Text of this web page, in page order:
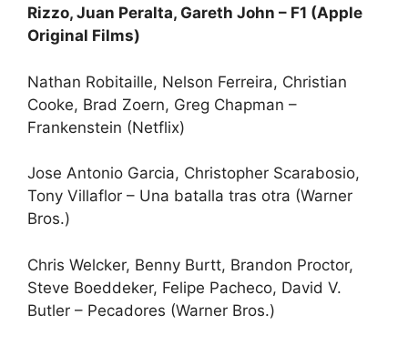
Rizzo, Juan Peralta, Gareth John – F1 (Apple
Original Films)
Nathan Robitaille, Nelson Ferreira, Christian
Cooke, Brad Zoern, Greg Chapman –
Frankenstein (Netflix)
Jose Antonio Garcia, Christopher Scarabosio,
Tony Villaflor – Una batalla tras otra (Warner
Bros.)
Chris Welcker, Benny Burtt, Brandon Proctor,
Steve Boeddeker, Felipe Pacheco, David V.
Butler – Pecadores (Warner Bros.)